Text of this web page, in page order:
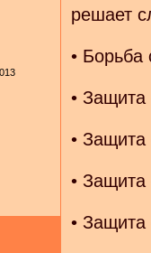
решает
• Борьба
• Защита
• Защита
• Защита
• Защита